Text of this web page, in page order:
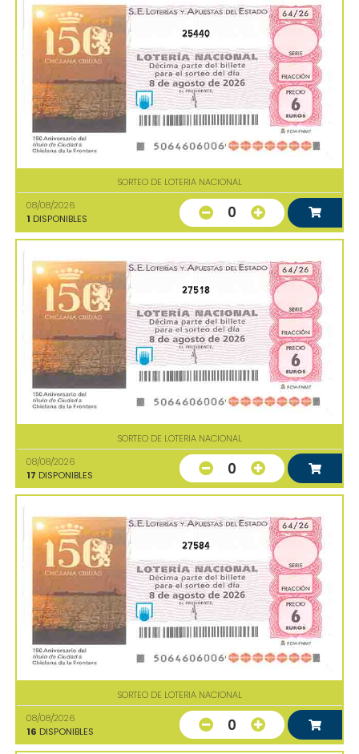
25440
SORTEO DE LOTERIA NACIONAL
08/08/2026
1 DISPONIBLES 0
27518
SORTEO DE LOTERIA NACIONAL
08/08/2026
17 DISPONIBLES 0
27584
SORTEO DE LOTERIA NACIONAL
08/08/2026
16 DISPONIBLES 0